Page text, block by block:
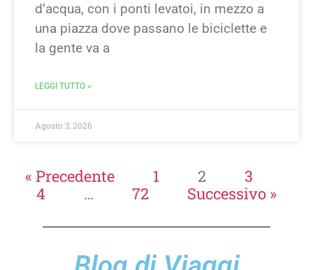
d’acqua, con i ponti levatoi, in mezzo a
una piazza dove passano le biciclette e
la gente va a
LEGGI TUTTO »
Agosto 3, 2026
« Precedente 1 2
3
4
… 72 Successivo »